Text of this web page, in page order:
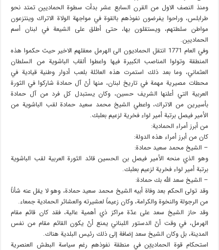
ومنذ النصف الاول من القرن السابع عشر بدأت سطوة الحماديين تمتد نحو
طرابلس، وراحوا يفرضون نفوذهم بالقوة في مواجهة الولاة الاتراك وينتزعون
مواطن سلطتهم، ويستقلون بها، حتى أطلق على الشيعة في لبنان أسم
الحماديين.
وفي العام 1771 انتقل الحماديون الى الهرمل معقلهم الاخير حيث حكموا هذه
المنطقة وتولوا المناصب الكبيرة فيها واعطوا ألقاب الباشوية من السلطان
العثماني، وما بعد ذلك استمرت هذه العائلة بلعب أدوار وطنية قيادية في
محطات مصيرية مهمة في تاريخ لبنان، منها أنّ آل حمادة شاركوا في الثورة
العربية التي أعلنها الشريف حسين، وكان يستبدل كل فرد من آل حمادة
بأسيرين من الاتراك، واعطي الشيخ محمد سعيد حمادة لقب الباشوية من
الأمير فيصل برتبة أمير لواء فخرية لزعيم بعلبك.
من أبرز أمراء الحمادية:
كان من أبرز أمراء هذه الدولة:
– الشيخ محمد سعيد حمادة:
وهو الذي منحه الأمير فيصل بن الحسين قائد الثورة العربية لقب الباشوية
برتبة أمير لواء فخرية لزعيم بعلبك.
– الشيخ سعد الله بك حمادة:
وقد تولى الحكم بعد وفاة أبيه الشيخ محمد سعيد حمادة، وهو لا يقل عنه شأناً
من الرجولة والنخوة والكرامة، وكان زعيماً لعشيرته والعشائر الحمادية جمعاء.
وقد حاز الشيخ سعد على عدّة مراكز ذي أهمية عالية، فقد كان قائم مقام
الهرمل، في وقت أنّ الدستور اللبناني يمنع أنْ يكون القائم مقام من نفس
المدينة، بل وكان الشيخ سعد إضافة إلى ذلك رئيس البلدية هناك.
استحكام قوة الحمادييّن في منطقة نفوذهم رغم سياسة البطش العنصرية